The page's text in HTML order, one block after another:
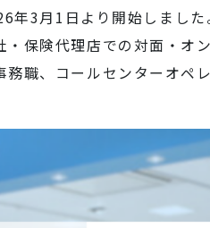
年3月1日より開始しました
保険代理店での対面・オ
務職、コールセンターオ